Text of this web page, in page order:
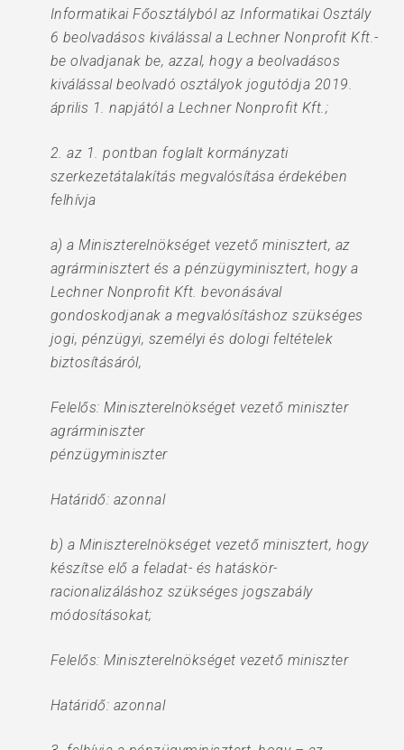
Informatikai Főosztályból az Informatikai Osztály
6 beolvadásos kiválással a Lechner Nonprofit Kft.-
be olvadjanak be, azzal, hogy a beolvadásos
kiválással beolvadó osztályok jogutódja 2019.
április 1. napjától a Lechner Nonprofit Kft.;
2. az 1. pontban foglalt kormányzati
szerkezetátalakítás megvalósítása érdekében
felhívja
a) a Miniszterelnökséget vezető minisztert, az
agrárminisztert és a pénzügyminisztert, hogy a
Lechner Nonprofit Kft. bevonásával
gondoskodjanak a megvalósításhoz szükséges
jogi, pénzügyi, személyi és dologi feltételek
biztosításáról,
Felelős: Miniszterelnökséget vezető miniszter
agrárminiszter
pénzügyminiszter
Határidő: azonnal
b) a Miniszterelnökséget vezető minisztert, hogy
készítse elő a feladat- és hatáskör-
racionalizáláshoz szükséges jogszabály
módosításokat;
Felelős: Miniszterelnökséget vezető miniszter
Határidő: azonnal